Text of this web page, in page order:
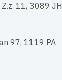
11, 3089 JH
97, 1119 PA